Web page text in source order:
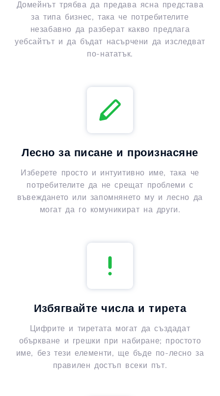
Домейнът трябва да предава ясна представа
за типа бизнес, така че потребителите
незабавно да разберат какво предлага
уебсайтът и да бъдат насърчени да изследват
по-нататък.
Лесно за писане и произнасяне
Изберете просто и интуитивно име, така че
потребителите да не срещат проблеми с
въвеждането или запомнянето му и лесно да
могат да го комуникират на други.
Избягвайте числа и тирета
Цифрите и тиретата могат да създадат
объркване и грешки при набиране; простото
име, без тези елементи, ще бъде по-лесно за
правилен достъп всеки път.